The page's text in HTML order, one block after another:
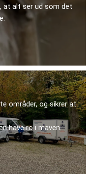
at alt ser ud som det
områder, og sikrer at
have ro i maven.